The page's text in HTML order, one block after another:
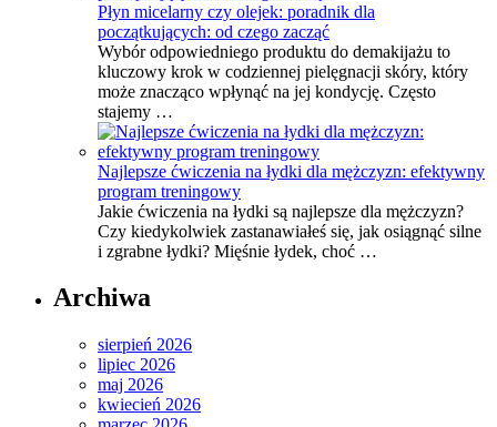
Płyn micelarny czy olejek: poradnik dla
początkujących: od czego zacząć
Wybór odpowiedniego produktu do demakijażu to
kluczowy krok w codziennej pielęgnacji skóry, który
może znacząco wpłynąć na jej kondycję. Często
stajemy …
Najlepsze ćwiczenia na łydki dla mężczyzn: efektywny
program treningowy
Jakie ćwiczenia na łydki są najlepsze dla mężczyzn?
Czy kiedykolwiek zastanawiałeś się, jak osiągnąć silne
i zgrabne łydki? Mięśnie łydek, choć …
Archiwa
sierpień 2026
lipiec 2026
maj 2026
kwiecień 2026